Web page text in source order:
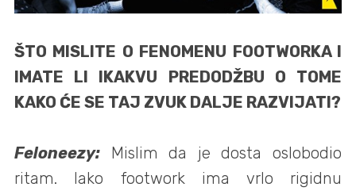
ŠTO MISLITE O FENOMENU FOOTWORKA I
IMATE LI IKAKVU PREDODŽBU O TOME
KAKO ĆE SE TAJ ZVUK DALJE RAZVIJATI?
Feloneezy: Mislim da je dosta oslobodio
ritam. Iako footwork ima vrlo rigidnu